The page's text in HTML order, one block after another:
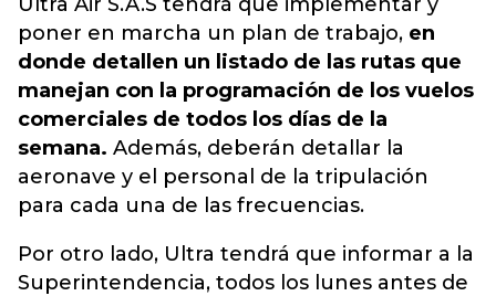
poner en marcha un plan de trabajo, en
donde detallen un listado de las rutas que
manejan con la programación de los vuelos
comerciales de todos los días de la
semana. Además, deberán detallar la
aeronave y el personal de la tripulación
para cada una de las frecuencias.
Por otro lado, Ultra tendrá que informar a la
Superintendencia, todos los lunes antes de